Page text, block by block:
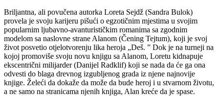
Briljantna, ali povučena autorka Loreta Sejdž (Sandra Bulok)
provela je svoju karijeru pišući o egzotičnim mjestima u svojim
popularnim ljubavno-avanturističkim romanima sa zgodnim
modelom sa naslovne strane Alanom (Čening Tejtum), koji je svoj
život posvetio otjelotvorenju lika heroja „Deš. ” Dok je na turneji na
kojoj promoviše svoju novu knjigu sa Alanom, Loretu kidnapuje
ekscentrični milijarder (Danijel Radklif) koji se nada da će ga ona
odvesti do blaga drevnog izgubljenog grada iz njene najnovije
knjige. Želeći da dokaže da može da bude heroj i u stvarnom životu,
a ne samo na stranicama njenih knjiga, Alan kreće da je spase.